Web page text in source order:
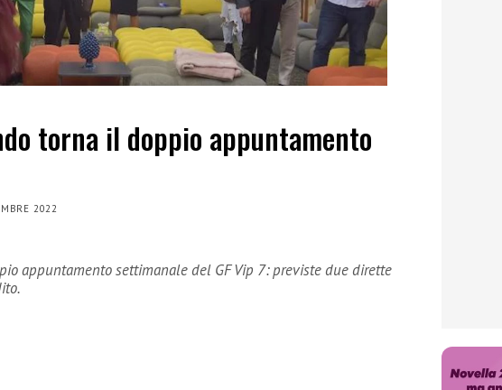
torna il doppio appuntamento
2022
appuntamento settimanale del GF Vip 7: previste due dirette